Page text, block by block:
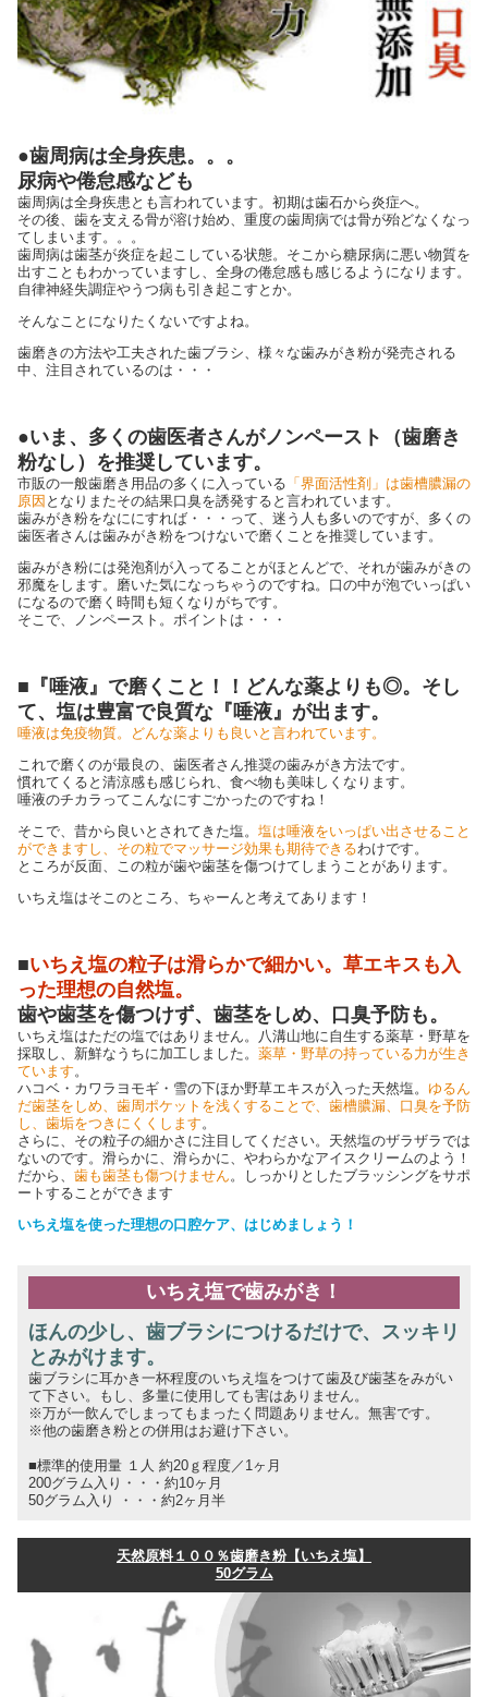
●歯周病は全身疾患。。。
尿病や倦怠感なども
歯周病は全身疾患とも言われています。初期は歯石から炎症へ。
その後、歯を支える骨が溶け始め、重度の歯周病では骨が殆どなくなっ
てしまいます。。。
歯周病は歯茎が炎症を起こしている状態。そこから糖尿病に悪い物質を
出すこともわかっていますし、全身の倦怠感も感じるようになります。
自律神経失調症やうつ病も引き起こすとか。
そんなことになりたくないですよね。
歯磨きの方法や工夫された歯ブラシ、様々な歯みがき粉が発売される
中、注目されているのは・・・
●いま、多くの歯医者さんがノンペースト（歯磨き
粉なし）を推奨しています。
市販の一般歯磨き用品の多くに入っている 「界面活性剤」は歯槽膿漏の
原因 となりまたその結果口臭を誘発すると言われています。
歯みがき粉をなににすれば・・・って、迷う人も多いのですが、多くの
歯医者さんは歯みがき粉をつけないで磨くことを推奨しています。
歯みがき粉には発泡剤が入ってることがほとんどで、それが歯みがきの
邪魔をします。磨いた気になっちゃうのですね。口の中が泡でいっぱい
になるので磨く時間も短くなりがちです。
そこで、ノンペースト。ポイントは・・・
■『唾液』で磨くこと！！どんな薬よりも◎。そし
て、塩は豊富で良質な『唾液』が出ます。
唾液は免疫物質。どんな薬よりも良いと言われています。
これで磨くのが最良の、歯医者さん推奨の歯みがき方法です。
慣れてくると清涼感も感じられ、食べ物も美味しくなります。
唾液のチカラってこんなにすごかったのですね！
そこで、昔から良いとされてきた塩。 塩は唾液をいっぱい出させること
ができますし、その粒でマッサージ効果も期待できるわけです。
ところが反面、この粒が歯や歯茎を傷つけてしまうことがあります。
いちえ塩はそこのところ、ちゃーんと考えてあります！
■いちえ塩の粒子は滑らかで細かい。草エキスも入
った理想の自然塩。
歯や歯茎を傷つけず、歯茎をしめ、口臭予防も。
いちえ塩はただの塩ではありません。八溝山地に自生する薬草・野草を
採取し、新鮮なうちに加工しました。 薬草・野草の持っている力が生き
ています 。
ハコベ・カワラヨモギ・雪の下ほか野草エキスが入った天然塩。 ゆるん
だ歯茎をしめ、歯周ポケットを浅くすることで、歯槽膿漏、口臭を予防
し、歯垢をつきにくくします 。
さらに、その粒子の細かさに注目してください。天然塩のザラザラでは
ないのです。滑らかに、滑らかに、やわらかなアイスクリームのよう！
だから、 歯も歯茎も傷つけません 。しっかりとしたブラッシングをサポ
ートすることができます
いちえ塩を使った理想の口腔ケア、はじめましょう！
いちえ塩で歯みがき！
ほんの少し、歯ブラシにつけるだけで、スッキリ
とみがけます。
歯ブラシに耳かき一杯程度のいちえ塩をつけて歯及び歯茎をみがい
て下さい。もし、多量に使用しても害はありません。
※万が一飲んでしまってもまったく問題ありません。無害です。
※他の歯磨き粉との併用はお避け下さい。
■標準的使用量 １人 約20ｇ程度／1ヶ月
200グラム入り・・・約10ヶ月
50グラム入り ・・・約2ヶ月半
天然原料１００％歯磨き粉【いちえ塩】
50グラム